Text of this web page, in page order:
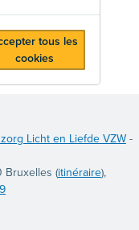
tous les
cookies
Licht en Liefde VZW -
Bruxelles (itinéraire),